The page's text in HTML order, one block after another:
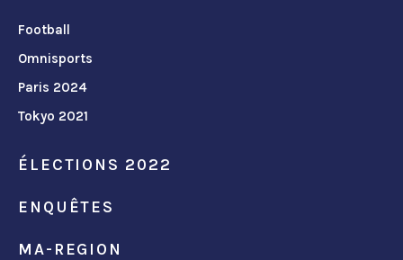
Football
Omnisports
Paris 2024
Tokyo 2021
ÉLECTIONS 2022
ENQUÊTES
MA-REGION